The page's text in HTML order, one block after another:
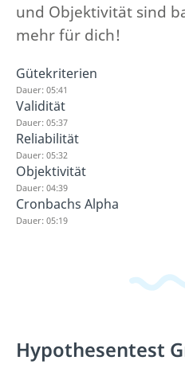
und Objektivität sind
mehr für dich!
Gütekriterien
Dauer: 05:41
Validität
Dauer: 05:37
Reliabilität
Dauer: 05:32
Objektivität
Dauer: 04:39
Cronbachs Alpha
Dauer: 05:19
Hypothesentest